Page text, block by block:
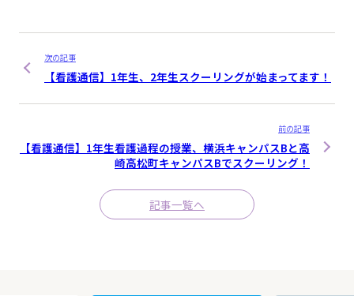
次の記事
【看護通信】1年生、2年生スクーリングが始まってます！
前の記事
【看護通信】1年生看護過程の授業、横浜キャンパスBと高
崎高松町キャンパスBでスクーリング！
記事一覧へ